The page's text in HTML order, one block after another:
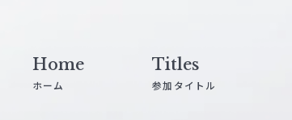
Home
ホーム
Titles
参加タイトル